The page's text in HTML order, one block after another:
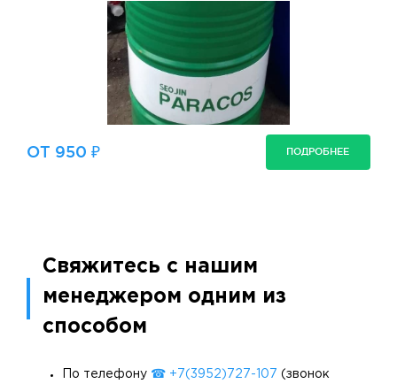
ОТ 950 ₽ ПОДРОБНЕЕ
Свяжитесь с нашим
менеджером одним из
способом
По телефону ☎ +7(3952)727-107 (звонок